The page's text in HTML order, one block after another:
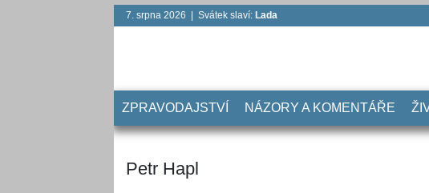
7. srpna 2026 | Svátek slaví: Lada
ZPRAVODAJSTVÍ NÁZORY A KOMENTÁŘE
Petr Hapl